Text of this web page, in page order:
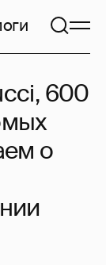
600
о